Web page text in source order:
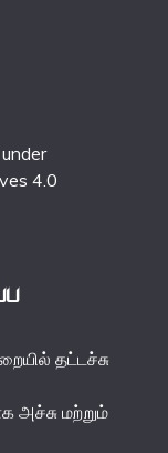
4.0
தட்டச்சு
அச்சு மற்றும்